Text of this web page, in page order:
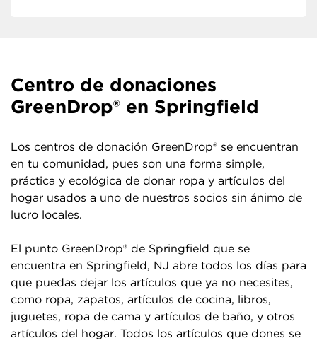
Centro de donaciones
GreenDrop® en Springfield
Los centros de donación GreenDrop® se encuentran
en tu comunidad, pues son una forma simple,
práctica y ecológica de donar ropa y artículos del
hogar usados a uno de nuestros socios sin ánimo de
lucro locales.
El punto GreenDrop® de Springfield que se
encuentra en Springfield, NJ abre todos los días para
que puedas dejar los artículos que ya no necesites,
como ropa, zapatos, artículos de cocina, libros,
juguetes, ropa de cama y artículos de baño, y otros
artículos del hogar. Todos los artículos que dones se